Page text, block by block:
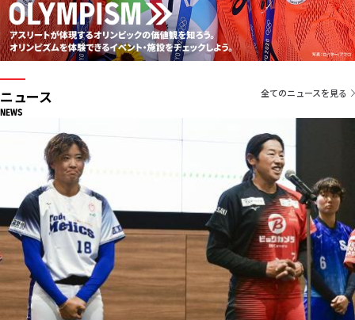
ニュース
NEWS
全てのニュースを見る